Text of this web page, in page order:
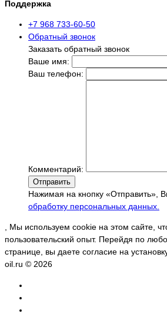
Поддержка
+7 968 733-60-50
Обратный звонок
Заказать обратный звонок
Ваше имя:
Ваш телефон:
Комментарий:
Отправить
Нажимая на кнопку «Отправить»,
обработку персональных данных.
, Мы используем cookie на этом сайте,
пользовательский опыт. Перейдя по
странице, вы даете согласие на
oil.ru © 2026